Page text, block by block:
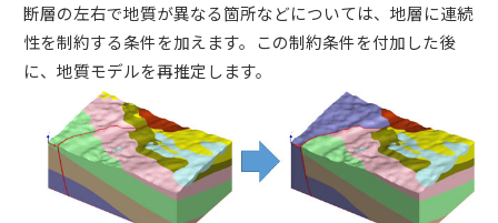
断層の左右で地質が異なる箇所などについては、地層に連続
性を制約する条件を加えます。この制約条件を付加した後
に、地質モデルを再推定します。